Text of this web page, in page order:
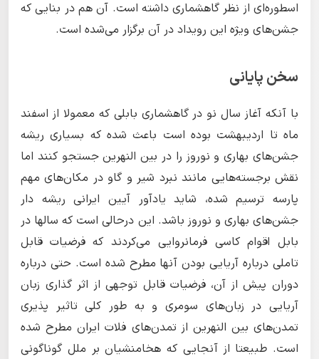
اسطوره‌ای از نظر گاهشماری داشته است. آن هم در بنایی که
جشن‌های ویژه این رویداد در آن برگزار می‌شده است.
سخن پایانی
با آنکه آغاز سال نو در گاهشماری بابلی که معمولا از اسفند
ماه تا اردیبهشت بوده است باعث شده که بسیاری ریشه
جشن‌های بهاری و نوروز را در بین النهرین جستجو کنند اما
نقش برجسته‌هایی مانند نبرد شیر و گاو در مکان‌های مهم
پارسه ترسیم شده، شاید یادآور آیین ایرانی ریشه دار
جشن‌های بهاری و نوروز باشد. این درحالی است که سالها در
بابل اقوام کاسی فرمانروایی می‌کردند که فرضیات قابل
تاملی درباره آریایی بودن آنها مطرح شده است. حتی درباره
دوران پیش از آن، فرضیات قابل توجهی از اثر گذاری زبان
آریایی در زبان‌های سومری و به طور کلی تاثیر پذیری
تمدن‌های بین النهرین از تمدن‌های فلات ایران مطرح شده
است. طبیعتا از آنجایی که هخامنشیان بر ملل گوناگونی